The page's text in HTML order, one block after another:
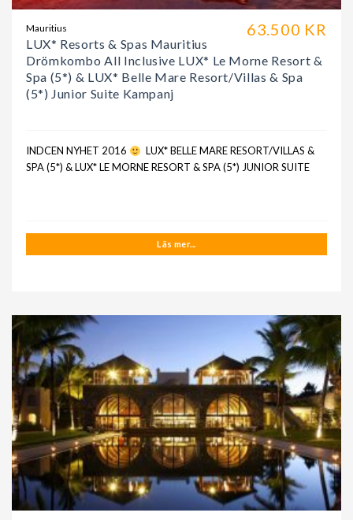
63.500 KR
Mauritius
LUX* Resorts & Spas Mauritius
Drömkombo All Inclusive LUX* Le Morne Resort &
Spa (5*) & LUX* Belle Mare Resort/Villas & Spa
(5*) Junior Suite Kampanj
INDCEN NYHET 2016
LUX* BELLE MARE RESORT/VILLAS &
SPA (5*) & LUX* LE MORNE RESORT & SPA (5*) JUNIOR SUITE
Läs mer...